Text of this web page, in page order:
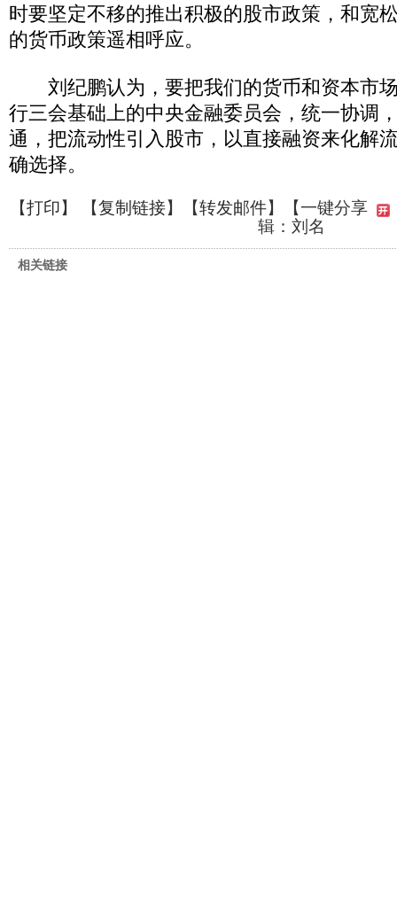
时要坚定不移的推出积极的股市政策，和宽
的货币政策遥相呼应。
刘纪鹏认为，要把我们的货币和资本市
行三会基础上的中央金融委员会，统一协调
通，把流动性引入股市，以直接融资来化解
确选择。
【打印】 【复制链接】【转发邮件】
【一键分享
辑：刘名
相关链接